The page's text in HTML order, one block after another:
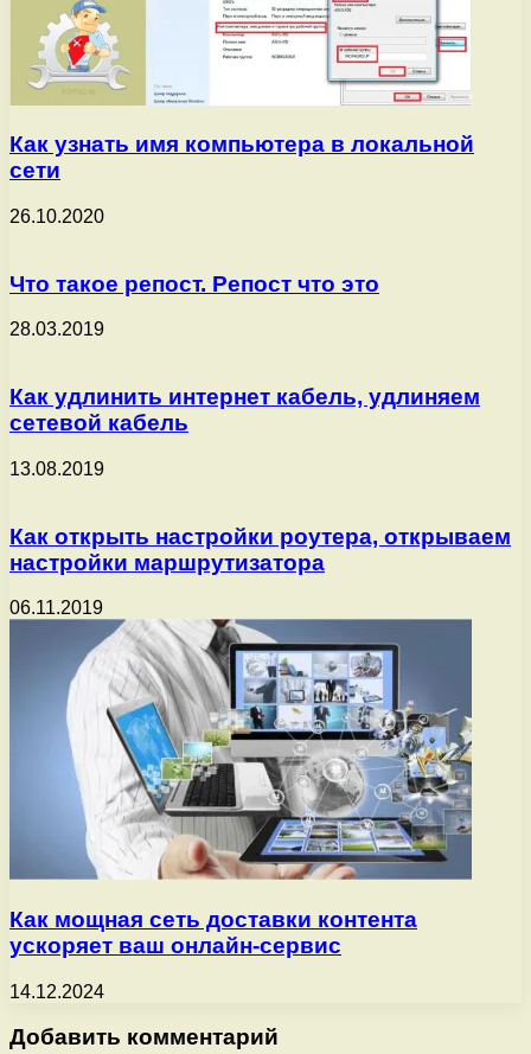
Как узнать имя компьютера в локальной
сети
26.10.2020
Что такое репост. Репост что это
28.03.2019
Как удлинить интернет кабель, удлиняем
сетевой кабель
13.08.2019
Как открыть настройки роутера, открываем
настройки маршрутизатора
06.11.2019
Как мощная сеть доставки контента
ускоряет ваш онлайн-сервис
14.12.2024
Добавить комментарий